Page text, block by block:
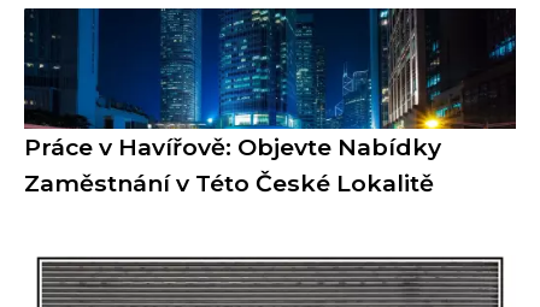
Práce v Havířově: Objevte Nabídky
Zaměstnání v Této České Lokalitě